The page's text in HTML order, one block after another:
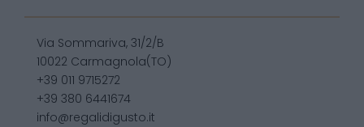
Via Sommariva, 31/2/B
10022 Carmagnola(TO)
+39 011 9715272
+39 380 6441674
info@regalidigusto.it